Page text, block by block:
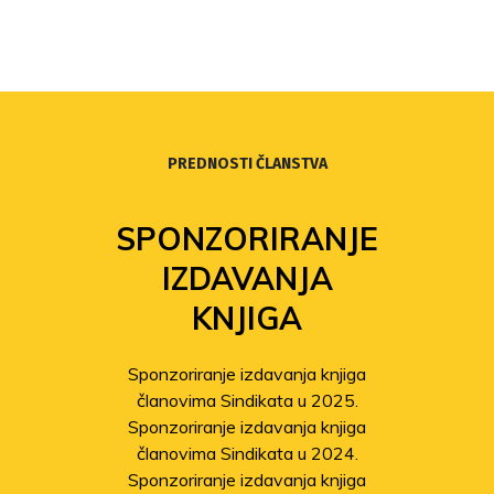
PREDNOSTI ČLANSTVA
SPONZORIRANJE
IZDAVANJA
KNJIGA
Sponzoriranje izdavanja knjiga
članovima Sindikata u 2025.
Sponzoriranje izdavanja knjiga
članovima Sindikata u 2024.
Sponzoriranje izdavanja knjiga